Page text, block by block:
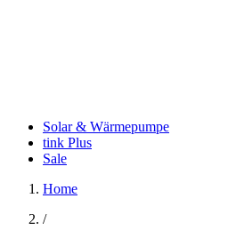
Solar & Wärmepumpe
tink Plus
Sale
Home
/